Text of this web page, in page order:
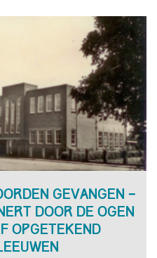
gevangen –
door de ogen
opgetekend